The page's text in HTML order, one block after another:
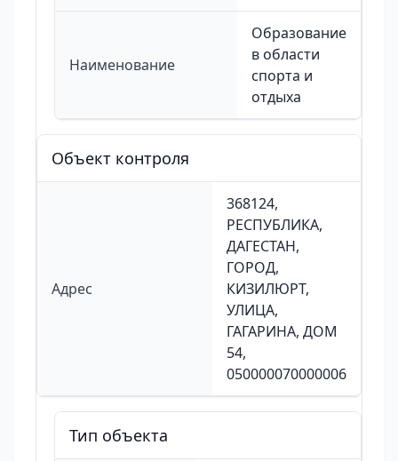
Наименование
Образование
в области
спорта и
отдыха
Объект контроля
Адрес
368124,
РЕСПУБЛИКА,
ДАГЕСТАН,
ГОРОД,
КИЗИЛЮРТ,
УЛИЦА,
ГАГАРИНА, ДОМ
54,
050000070000006
Тип объекта